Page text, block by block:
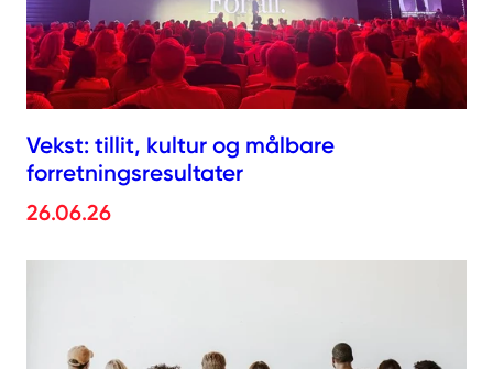
Vekst: tillit, kultur og målbare
forretningsresultater
26.06.26